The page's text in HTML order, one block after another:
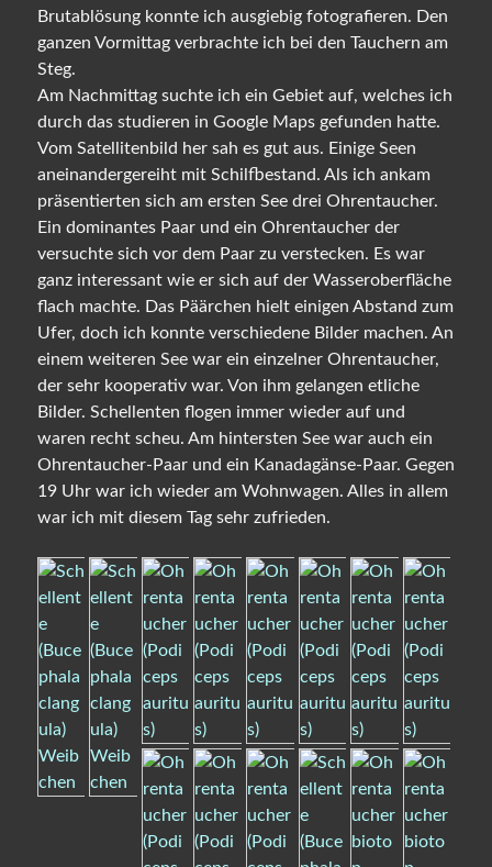
Brutablösung konnte ich ausgiebig fotografieren. Den
ganzen Vormittag verbrachte ich bei den Tauchern am
Steg.
Am Nachmittag suchte ich ein Gebiet auf, welches ich
durch das studieren in Google Maps gefunden hatte.
Vom Satellitenbild her sah es gut aus. Einige Seen
aneinandergereiht mit Schilfbestand. Als ich ankam
präsentierten sich am ersten See drei Ohrentaucher.
Ein dominantes Paar und ein Ohrentaucher der
versuchte sich vor dem Paar zu verstecken. Es war
ganz interessant wie er sich auf der Wasseroberfläche
flach machte. Das Päärchen hielt einigen Abstand zum
Ufer, doch ich konnte verschiedene Bilder machen. An
einem weiteren See war ein einzelner Ohrentaucher,
der sehr kooperativ war. Von ihm gelangen etliche
Bilder. Schellenten flogen immer wieder auf und
waren recht scheu. Am hintersten See war auch ein
Ohrentaucher-Paar und ein Kanadagänse-Paar. Gegen
19 Uhr war ich wieder am Wohnwagen. Alles in allem
war ich mit diesem Tag sehr zufrieden.